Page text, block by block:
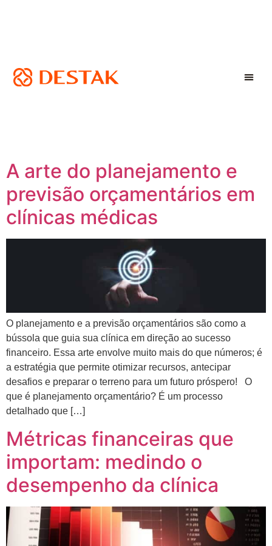
A arte do planejamento e
previsão orçamentários em
clínicas médicas
O planejamento e a previsão orçamentários são como a
bússola que guia sua clínica em direção ao sucesso
financeiro. Essa arte envolve muito mais do que números; é
a estratégia que permite otimizar recursos, antecipar
desafios e preparar o terreno para um futuro próspero! O
que é planejamento orçamentário? É um processo
detalhado que […]
Métricas financeiras que
importam: medindo o
desempenho da clínica